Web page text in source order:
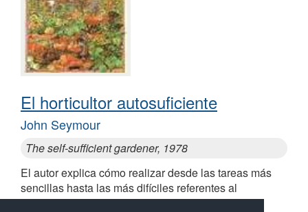
El horticultor autosuficiente
John Seymour
The self-sufficient gardener, 1978
El autor explica cómo realizar desde las tareas más
sencillas hasta las más difíciles referentes al
autoabastecimiento, sus objetivos y dificultades